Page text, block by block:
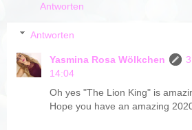
Antworten
Antworten
Yasmina Rosa Wölkchen
14:04
Oh yes "The Lion King" is
Hope you have an amazing